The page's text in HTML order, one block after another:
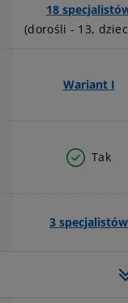
18
(dorośli - 13,
Wariant I
Tak
3 specjalistów